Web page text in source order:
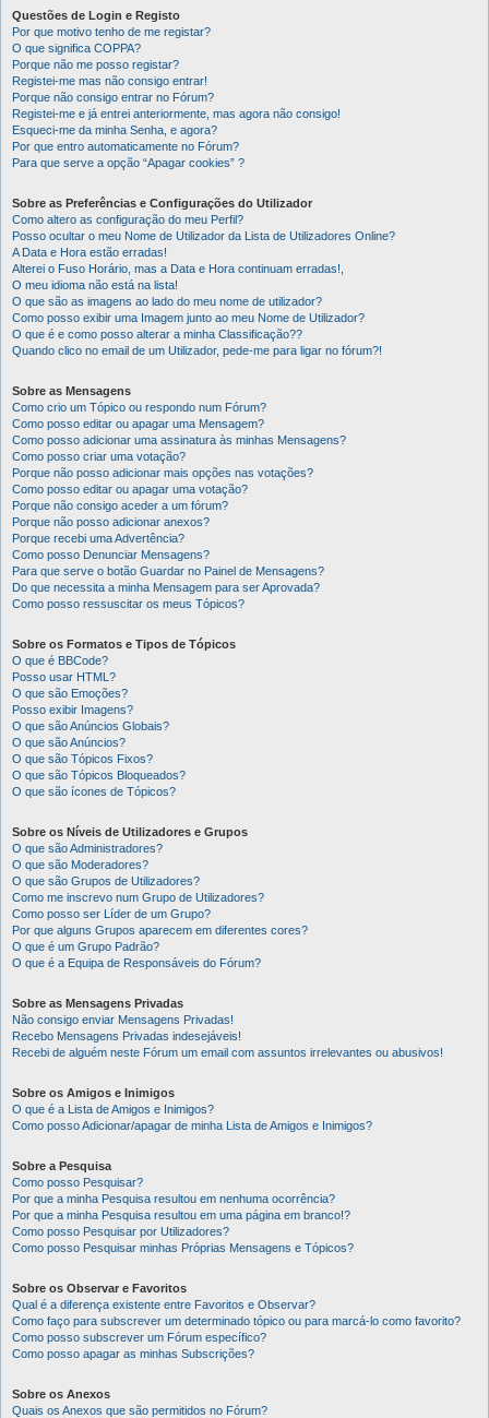
Questões de Login e Registo
Por que motivo tenho de me registar?
O que significa COPPA?
Porque não me posso registar?
Registei-me mas não consigo entrar!
Porque não consigo entrar no Fórum?
Registei-me e já entrei anteriormente, mas agora não consigo!
Esqueci-me da minha Senha, e agora?
Por que entro automaticamente no Fórum?
Para que serve a opção “Apagar cookies” ?
Sobre as Preferências e Configurações do Utilizador
Como altero as configuração do meu Perfil?
Posso ocultar o meu Nome de Utilizador da Lista de Utilizadores Online?
A Data e Hora estão erradas!
Alterei o Fuso Horário, mas a Data e Hora continuam erradas!,
O meu idioma não está na lista!
O que são as imagens ao lado do meu nome de utilizador?
Como posso exibir uma Imagem junto ao meu Nome de Utilizador?
O que é e como posso alterar a minha Classificação??
Quando clico no email de um Utilizador, pede-me para ligar no fórum?!
Sobre as Mensagens
Como crio um Tópico ou respondo num Fórum?
Como posso editar ou apagar uma Mensagem?
Como posso adicionar uma assinatura às minhas Mensagens?
Como posso criar uma votação?
Porque não posso adicionar mais opções nas votações?
Como posso editar ou apagar uma votação?
Porque não consigo aceder a um fórum?
Porque não posso adicionar anexos?
Porque recebi uma Advertência?
Como posso Denunciar Mensagens?
Para que serve o botão Guardar no Painel de Mensagens?
Do que necessita a minha Mensagem para ser Aprovada?
Como posso ressuscitar os meus Tópicos?
Sobre os Formatos e Tipos de Tópicos
O que é BBCode?
Posso usar HTML?
O que são Emoções?
Posso exibir Imagens?
O que são Anúncios Globais?
O que são Anúncios?
O que são Tópicos Fixos?
O que são Tópicos Bloqueados?
O que são ícones de Tópicos?
Sobre os Níveis de Utilizadores e Grupos
O que são Administradores?
O que são Moderadores?
O que são Grupos de Utilizadores?
Como me inscrevo num Grupo de Utilizadores?
Como posso ser Líder de um Grupo?
Por que alguns Grupos aparecem em diferentes cores?
O que é um Grupo Padrão?
O que é a Equipa de Responsáveis do Fórum?
Sobre as Mensagens Privadas
Não consigo enviar Mensagens Privadas!
Recebo Mensagens Privadas indesejáveis!
Recebi de alguém neste Fórum um email com assuntos irrelevantes ou abusivos!
Sobre os Amigos e Inimigos
O que é a Lista de Amigos e Inimigos?
Como posso Adicionar/apagar de minha Lista de Amigos e Inimigos?
Sobre a Pesquisa
Como posso Pesquisar?
Por que a minha Pesquisa resultou em nenhuma ocorrência?
Por que a minha Pesquisa resultou em uma página em branco!?
Como posso Pesquisar por Utilizadores?
Como posso Pesquisar minhas Próprias Mensagens e Tópicos?
Sobre os Observar e Favoritos
Qual é a diferença existente entre Favoritos e Observar?
Como faço para subscrever um determinado tópico ou para marcá-lo como favorito?
Como posso subscrever um Fórum específico?
Como posso apagar as minhas Subscrições?
Sobre os Anexos
Quais os Anexos que são permitidos no Fórum?